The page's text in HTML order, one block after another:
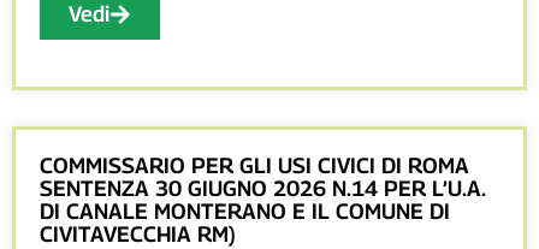
Vedi
COMMISSARIO PER GLI USI CIVICI DI ROMA
SENTENZA 30 GIUGNO 2026 N.14 PER L’U.A.
DI CANALE MONTERANO E IL COMUNE DI
CIVITAVECCHIA RM)